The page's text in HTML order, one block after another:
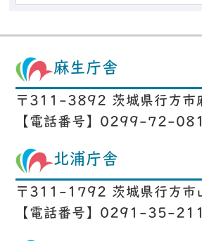
麻生庁舎
〒311-3892 茨城県行方
【電話番号】0299-72-
北浦庁舎
〒311-1792 茨城県行方
【電話番号】0291-35-